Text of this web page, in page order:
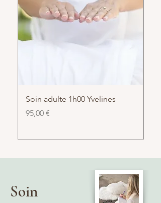
Soin adulte 1h00 Yvelines
Prix
95,00 €
Soin